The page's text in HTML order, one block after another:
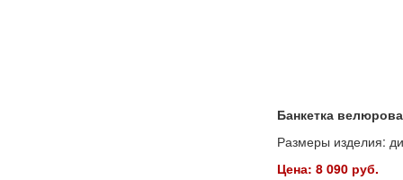
Банкетка
Размеры изделия:
Цена: 8 090 руб.